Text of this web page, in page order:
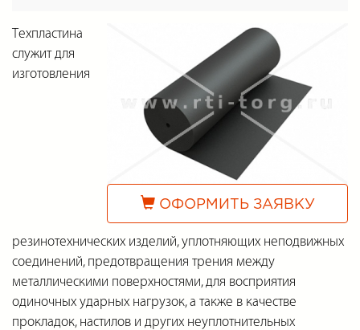
ОФОРМИТЬ ЗАЯВКУ
Техпластина
служит для
изготовления
резинотехнических изделий, уплотняющих неподвижных
соединений, предотвращения трения между
металлическими поверхностями, для восприятия
одиночных ударных нагрузок, а также в качестве
прокладок, настилов и других неуплотнительных